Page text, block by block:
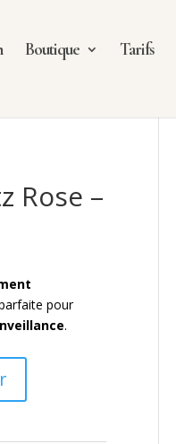
Boutique Tarifs
Rose –
pour
.